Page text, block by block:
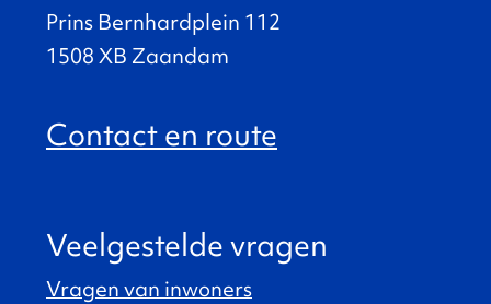
Prins Bernhardplein 112
1508 XB Zaandam
Contact en route
Veelgestelde vragen
Vragen van inwoners